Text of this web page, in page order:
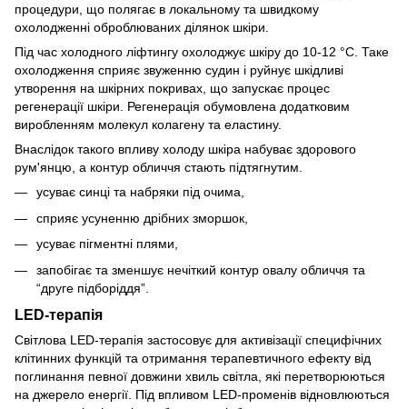
процедури, що полягає в локальному та швидкому
охолодженні оброблюваних ділянок шкіри.
Під час холодного ліфтингу охолоджує шкіру до 10-12 °C. Таке
охолодження сприяє звуженню судин і руйнує шкідливі
утворення на шкірних покривах, що запускає процес
регенерації шкіри. Регенерація обумовлена додатковим
виробленням молекул колагену та еластину.
Внаслідок такого впливу холоду шкіра набуває здорового
рум'янцю, а контур обличчя стають підтягнутим.
усуває синці та набряки під очима,
сприяє усуненню дрібних зморшок,
усуває пігментні плями,
запобігає та зменшує нечіткий контур овалу обличчя та
“друге підборіддя”.
LED-терапія
Світлова LED-терапія застосовує для активізації специфічних
клітинних функцій та отримання терапевтичного ефекту від
поглинання певної довжини хвиль світла, які перетворюються
на джерело енергії. Під впливом LED-променів відновлюються